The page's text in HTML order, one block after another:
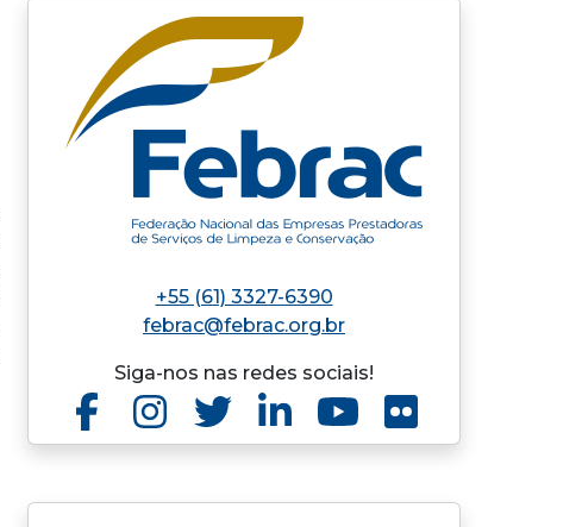
+55 (61) 3327-6390
febrac@febrac.org.br
Siga-nos nas redes sociais!